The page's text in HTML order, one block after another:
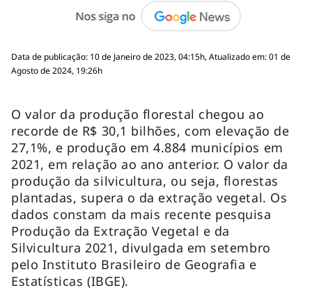
Data de publicação: 10 de Janeiro de 2023, 04:15h, Atualizado em: 01 de
Agosto de 2024, 19:26h
O valor da produção florestal chegou ao
recorde de R$ 30,1 bilhões, com elevação de
27,1%, e produção em 4.884 municípios em
2021, em relação ao ano anterior. O valor da
produção da silvicultura, ou seja, florestas
plantadas, supera o da extração vegetal. Os
dados constam da mais recente pesquisa
Produção da Extração Vegetal e da
Silvicultura 2021, divulgada em setembro
pelo Instituto Brasileiro de Geografia e
Estatísticas (IBGE).